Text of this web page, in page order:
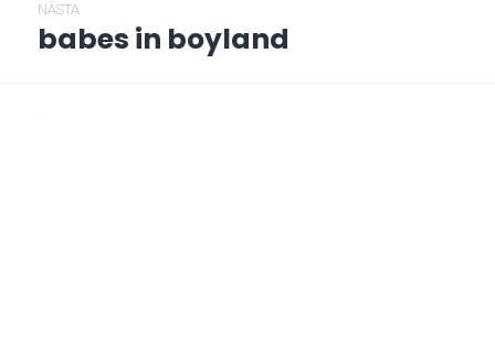
NÄSTA
Nästa
babes in boyland